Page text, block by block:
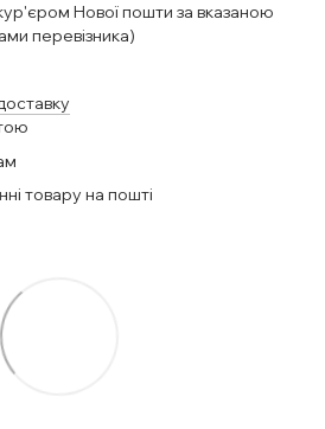
Нової пошти за вказаною
перевізника)
товару на пошті